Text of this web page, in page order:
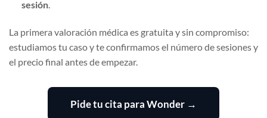
sesión.
La primera valoración médica es gratuita y sin compromiso:
estudiamos tu caso y te confirmamos el número de sesiones y
el precio final antes de empezar.
Pide tu cita para Wonder →